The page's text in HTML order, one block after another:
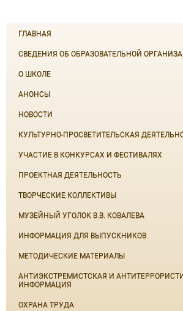
ГЛАВНАЯ
СВЕДЕНИЯ ОБ ОБРАЗОВАТЕЛЬНОЙ
О ШКОЛЕ
АНОНСЫ
НОВОСТИ
КУЛЬТУРНО-ПРОСВЕТИТЕЛЬСКАЯ
УЧАСТИЕ В КОНКУРСАХ И ФЕСТИВАЛЯХ
ПРОЕКТНАЯ ДЕЯТЕЛЬНОСТЬ
ТВОРЧЕСКИЕ КОЛЛЕКТИВЫ
МУЗЕЙНЫЙ УГОЛОК В.В. КОВАЛЕВА
ИНФОРМАЦИЯ ДЛЯ ВЫПУСКНИКОВ
МЕТОДИЧЕСКИЕ МАТЕРИАЛЫ
АНТИЭКСТРЕМИСТСКАЯ И
ИНФОРМАЦИЯ
ОХРАНА ТРУДА